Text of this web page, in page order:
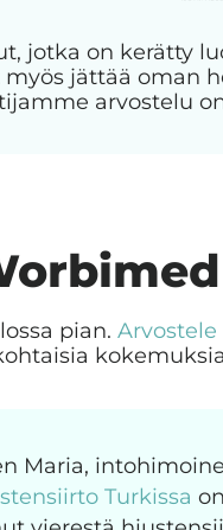
jotka on kerätty
jättää oman
arvostelu
pian.
Maria,
Turkissa